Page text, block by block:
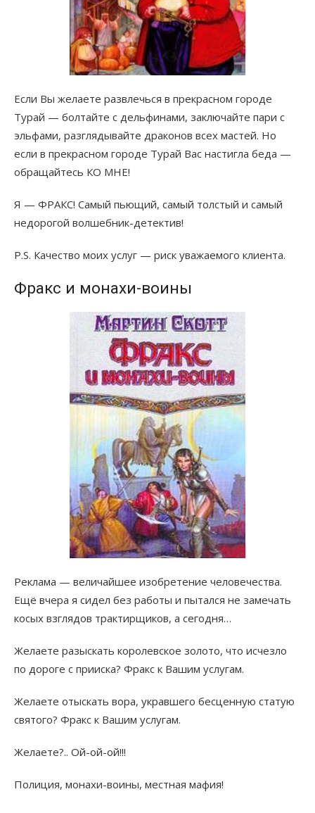
Если Вы желаете развлечься в прекрасном городе
Турай — болтайте с дельфинами, заключайте пари с
эльфами, разглядывайте драконов всех мастей. Но
если в прекрасном городе Турай Вас настигла беда —
обращайтесь КО МНЕ!
Я — ФРАКС! Самый пьющий, самый толстый и самый
недорогой волшебник-детектив!
P.S. Качество моих услуг — риск уважаемого клиента.
Фракс и монахи-воины
Реклама — величайшее изобретение человечества.
Ещё вчера я сидел без работы и пытался не замечать
косых взглядов трактирщиков, а сегодня…
Желаете разыскать королевское золото, что исчезло
по дороге с прииска? Фракс к Вашим услугам.
Желаете отыскать вора, укравшего бесценную статую
святого? Фракс к Вашим услугам.
Желаете?.. Ой-ой-ой!!!
Полиция, монахи-воины, местная мафия!